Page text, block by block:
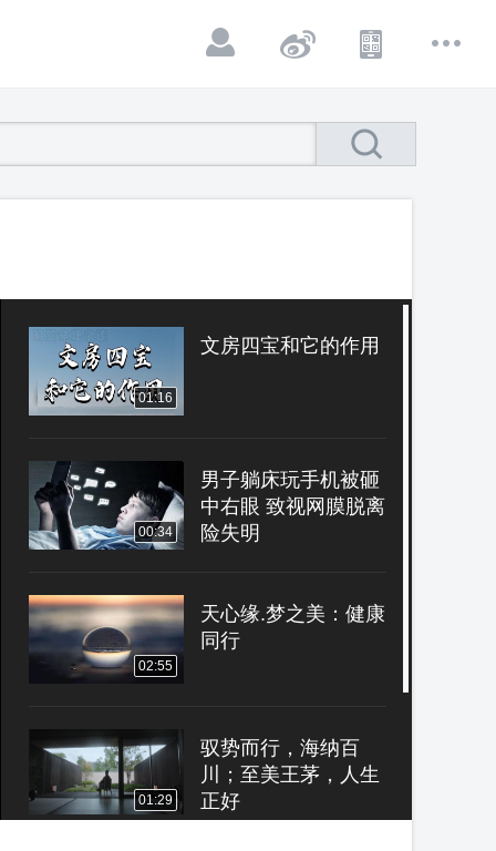
01:16
文房四宝和它的作用
00:34
男子躺床玩手机被砸
中右眼 致视网膜脱离
险失明
02:55
天心缘.梦之美：健康
同行
01:29
驭势而行，海纳百
川；至美王茅，人生
正好